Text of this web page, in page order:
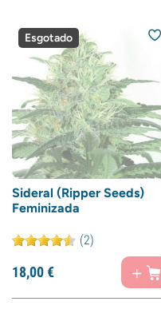
Esgotado
Sideral (Ripper Seeds)
Feminizada
(2)
18,00€